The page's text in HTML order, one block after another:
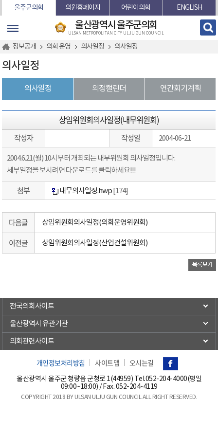
본문바로가기
울주군의회 의원홈페이지 어린이의회 ENGLISH
울산광역시 울주군의회
ULSAN METROPOLITAN CITY ULJU GUN COUNCIL
정보공개 의회 운영 의사일정 의사일정
의사일정
의사일정 의정캘린더 연간회기계획
상임위원회의사일정(내무위원회)
작성자 작성일 2004-06-21
2004.6.21(월) 10시부터 개최되는 내무위원회 의사일정입니다.
세부일정을 보시려면 다운로드를 클릭하세요!!!
첨부 내무의사일정.hwp [174]
다음글 상임위원회의사일정(의회운영위원회)
이전글 상임위원회의사일정(산업건설위원회)
전국의회사이트
울산광역시 유관기관
의회관련사이트
개인정보처리방침 사이트맵 오시는길
울산광역시 울주군 청량읍 군청로 1(44959) Tel.052-204-4000(평일
09:00~18:00) / Fax. 052-204-4119
COPYRIGHT 2018 BY ULSAN ULJU GUN COUNCIL ALL RIGHT RESERVED.